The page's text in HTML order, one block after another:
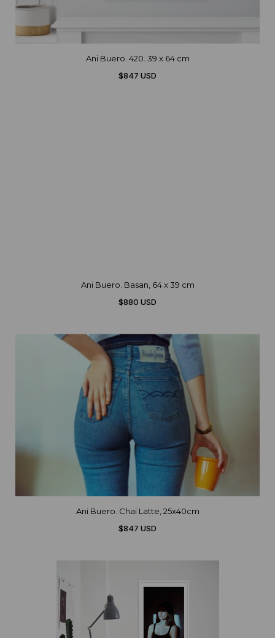
Ani Buero. 420. 39 x 64 cm
$847 USD
Ani Buero. Basan, 64 x 39 cm
$880 USD
Ani Buero. Chai Latte, 25x40cm
$847 USD